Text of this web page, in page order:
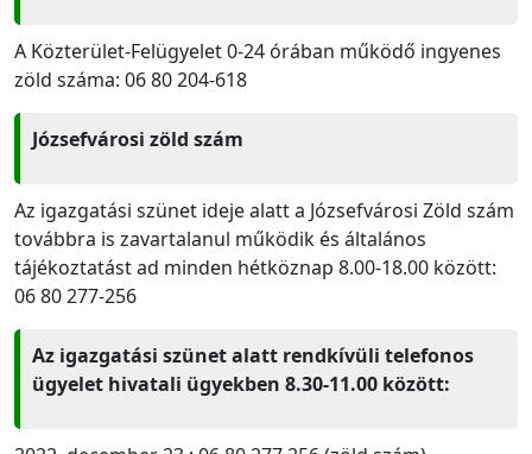
A Közterület-Felügyelet 0-24 órában működő ingyenes
zöld száma: 06 80 204-618
Józsefvárosi zöld szám
Az igazgatási szünet ideje alatt a Józsefvárosi Zöld szám
továbbra is zavartalanul működik és általános
tájékoztatást ad minden hétköznap 8.00-18.00 között:
06 80 277-256
Az igazgatási szünet alatt rendkívüli telefonos
ügyelet hivatali ügyekben 8.30-11.00 között: